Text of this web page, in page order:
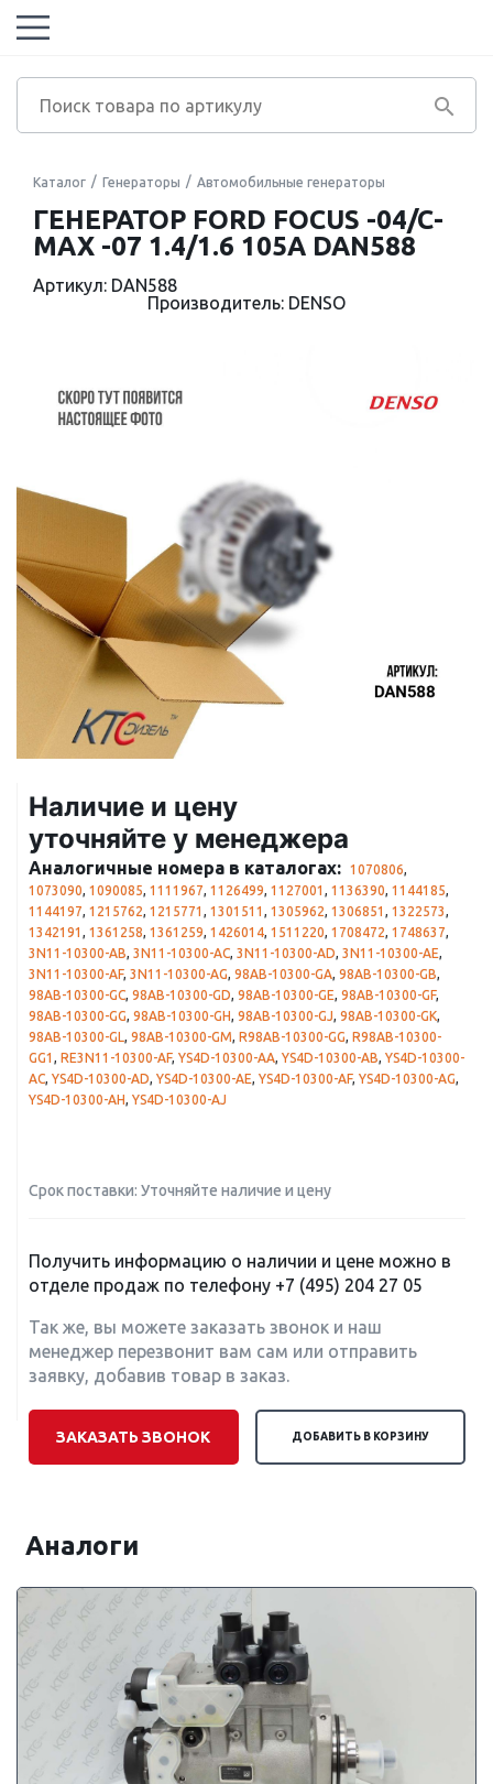
Каталог Генераторы Автомобильные генераторы
ГЕНЕРАТОР FORD FOCUS -04/C-
MAX -07 1.4/1.6 105A DAN588
Артикул: DAN588
Производитель: DENSO
Наличие и цену
уточняйте у менеджера
Аналогичные номера в каталогах: 1070806,
1073090, 1090085, 1111967, 1126499, 1127001 , 1136390, 1144185,
1144197, 1215762, 1215771 , 1301511 , 1305962, 1306851 , 1322573,
1342191 , 1361258, 1361259, 1426014, 1511220, 1708472, 1748637,
3N11-10300-AB, 3N11-10300-AC, 3N11-10300-AD, 3N11-10300-AE,
3N11-10300-AF, 3N11-10300-AG, 98AB-10300-GA, 98AB-10300-GB,
98AB-10300-GC, 98AB-10300-GD, 98AB-10300-GE, 98AB-10300-GF,
98AB-10300-GG, 98AB-10300-GH, 98AB-10300-GJ, 98AB-10300-GK,
98AB-10300-GL, 98AB-10300-GM, R98AB-10300-GG, R98AB-10300-
GG1 , RE3N11-10300-AF, YS4D-10300-AA, YS4D-10300-AB, YS4D-10300-
AC, YS4D-10300-AD, YS4D-10300-AE, YS4D-10300-AF, YS4D-10300-AG,
YS4D-10300-AH, YS4D-10300-AJ
Срок поставки: Уточняйте наличие и цену
Получить информацию о наличии и цене можно в
отделе продаж по телефону +7 (495) 204 27 05
Так же, вы можете заказать звонок и наш
менеджер перезвонит вам сам или отправить
заявку, добавив товар в заказ.
ЗАКАЗАТЬ ЗВОНОК ДОБАВИТЬ В КОРЗИНУ
Аналоги